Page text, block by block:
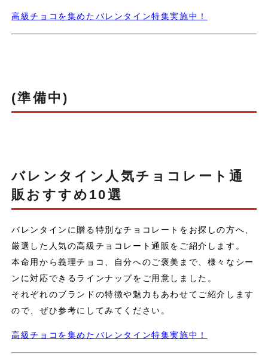
高級チョコを集めたバレンタイン特集実施中！
(準備中)
バレンタイン人気チョコレート通
販おすすめ10選
バレンタインに贈る特別なチョコレートをお探しの方へ、
厳選した人気の高級チョコレート通販をご紹介します。
本命用から義理チョコ、自分へのご褒美まで、様々なシー
ンに対応できるラインナップをご用意しました。
それぞれのブランドの特徴や魅力もあわせてご紹介します
ので、ぜひ参考にしてみてください。
高級チョコを集めたバレンタイン特集実施中！